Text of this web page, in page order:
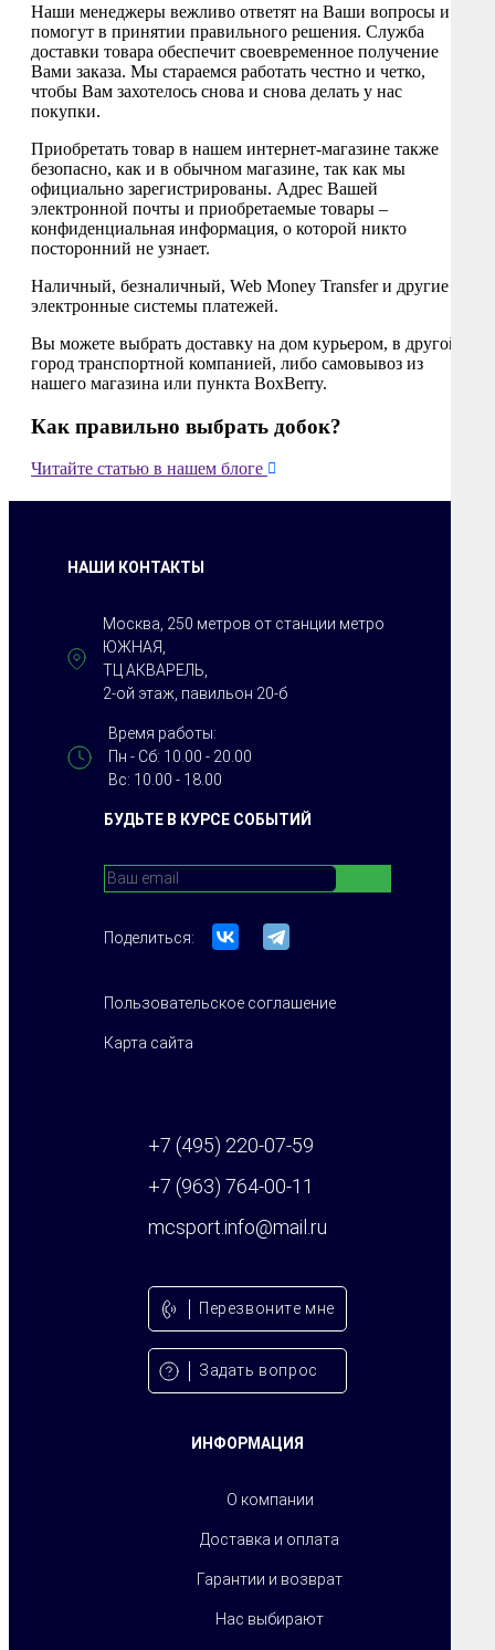
Наши менеджеры вежливо ответят на Ваши вопросы и
помогут в принятии правильного решения. Служба
доставки товара обеспечит своевременное получение
Вами заказа. Мы стараемся работать честно и четко,
чтобы Вам захотелось снова и снова делать у нас
покупки.
Приобретать товар в нашем интернет-магазине также
безопасно, как и в обычном магазине, так как мы
официально зарегистрированы. Адрес Вашей
электронной почты и приобретаемые товары –
конфиденциальная информация, о которой никто
посторонний не узнает.
Наличный, безналичный, Web Money Transfer и другие
электронные системы платежей.
Вы можете выбрать доставку на дом курьером, в другой
город транспортной компанией, либо самовывоз из
нашего магазина или пункта BoxBerry.
Как правильно выбрать добок?
Читайте статью в нашем блоге 
БУДЬТЕ В КУРСЕ СОБЫТИЙ
Поделиться:
Пользовательское соглашение
Карта сайта
ИНФОРМАЦИЯ
О компании
Доставка и оплата
Гарантии и возврат
Нас выбирают
НАШИ КОНТАКТЫ
Москва, 250 метров от станции метро
ЮЖНАЯ,
ТЦ АКВАРЕЛЬ,
2-ой этаж, павильон 20-б
Время работы:
Пн - Сб: 10.00 - 20.00
Вс: 10.00 - 18.00
+7 (495) 220-07-59
+7 (963) 764-00-11
mcsport.info@mail.ru
Перезвонитe мне
Задать вопрос